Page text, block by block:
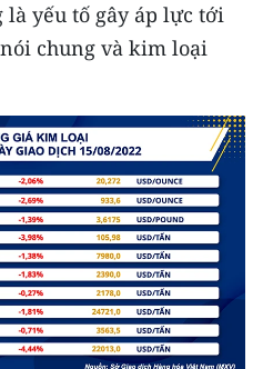
yếu tố gây áp lực tới
chung và kim loại